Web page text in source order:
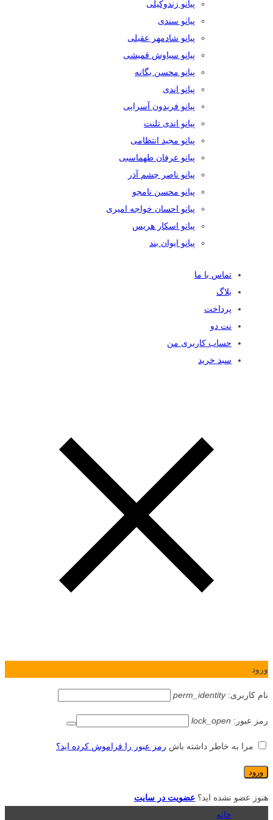
پیانو زندوکیلی
پیانو سندی
پیانو شادمهر عقیلی
پیانو سیاوش قمیشی
پیانو محسن یگانه
پیانو اندی
پیانو فریدون آسرایی
پیانو اندی تلنت
پیانو مجید انتظامی
پیانو عرفان طهماسبی
پیانو ناصر چشم آذر
پیانو محسن نامجو
پیانو احسان خواجه امیری
پیانو اسکار هریس
پیانو ایوان بند
تماس با ما
بلاگ
پرداخت
نت دو
حساب کاربری من
سبد خرید
ورود
نام کاربری:perm_identity
رمز عبور: lock_open
مرا به خاطر داشته باش رمز عبور را فراموش کرده اید؟
هنوز عضو نشده اید؟ عضویت در سایت
خانه